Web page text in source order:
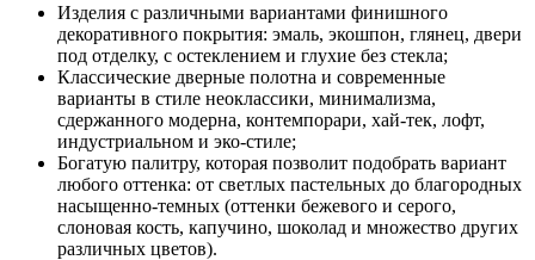
Изделия с различными вариантами финишного
декоративного покрытия: эмаль, экошпон, глянец, двери
под отделку, с остеклением и глухие без стекла;
Классические дверные полотна и современные
варианты в стиле неоклассики, минимализма,
сдержанного модерна, контемпорари, хай-тек, лофт,
индустриальном и эко-стиле;
Богатую палитру, которая позволит подобрать вариант
любого оттенка: от светлых пастельных до благородных
насыщенно-темных (оттенки бежевого и серого,
слоновая кость, капучино, шоколад и множество других
различных цветов).